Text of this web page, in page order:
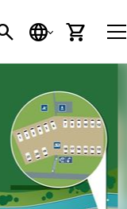
SÖKSPRÅK